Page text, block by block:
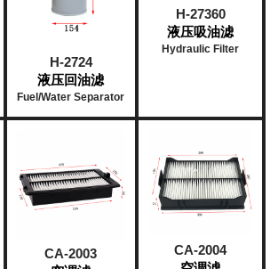
H-2724
液压回油滤
Fuel/Water Separator
H-27360
液压吸油滤
Hydraulic Filter
CA-2003
CA-2004